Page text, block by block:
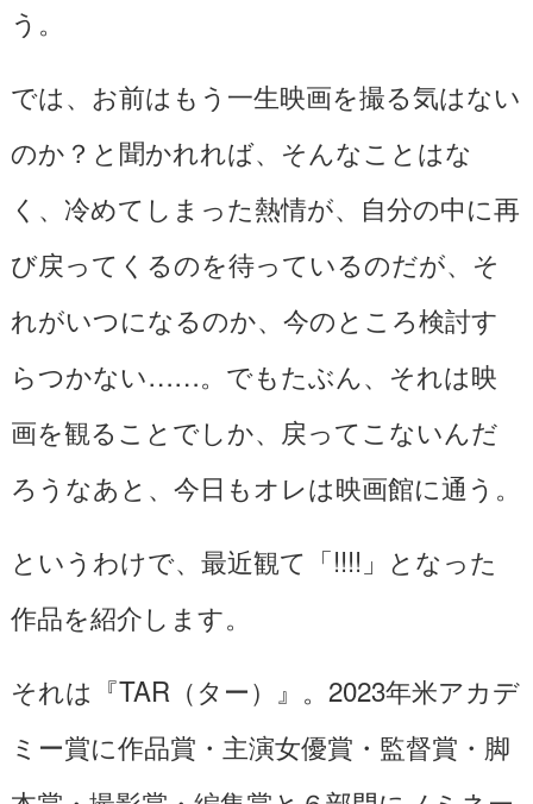
う。
では、お前はもう一生映画を撮る気はない
のか？と聞かれれば、そんなことはな
く、冷めてしまった熱情が、自分の中に再
び戻ってくるのを待っているのだが、そ
れがいつになるのか、今のところ検討す
らつかない……。でもたぶん、それは映
画を観ることでしか、戻ってこないんだ
ろうなあと、今日もオレは映画館に通う。
というわけで、最近観て「!!!!」となった
作品を紹介します。
それは『TAR（ター）』。2023年米アカデ
ミー賞に作品賞・主演女優賞・監督賞・脚